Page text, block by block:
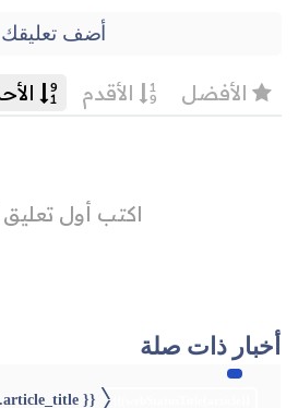
أضف تعليقك
أخبار ذات صلة
{{ article.article_title }}